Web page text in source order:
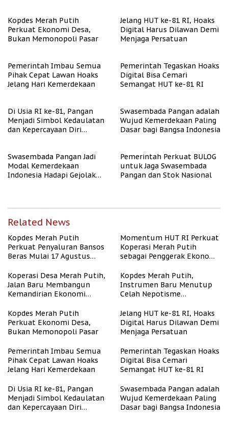
Kopdes Merah Putih
Perkuat Ekonomi Desa,
Bukan Memonopoli Pasar
Jelang HUT ke-81 RI, Hoaks
Digital Harus Dilawan Demi
Menjaga Persatuan
Pemerintah Imbau Semua
Pihak Cepat Lawan Hoaks
Jelang Hari Kemerdekaan
Pemerintah Tegaskan Hoaks
Digital Bisa Cemari
Semangat HUT ke-81 RI
Di Usia RI ke-81, Pangan
Menjadi Simbol Kedaulatan
dan Kepercayaan Diri
Swasembada Pangan adalah
Wujud Kemerdekaan Paling
Dasar bagi Bangsa Indonesia
Swasembada Pangan Jadi
Modal Kemerdekaan
Indonesia Hadapi Gejolak
Pemerintah Perkuat BULOG
untuk Jaga Swasembada
Pangan dan Stok Nasional
Related News
Kopdes Merah Putih
Perkuat Penyaluran Bansos
Beras Mulai 17 Agustus
Momentum HUT RI Perkuat
Koperasi Merah Putih
sebagai Penggerak Ekonomi
Koperasi Desa Merah Putih,
Jalan Baru Membangun
Kemandirian Ekonomi
Kopdes Merah Putih,
Instrumen Baru Menutup
Celah Nepotisme
Kopdes Merah Putih
Perkuat Ekonomi Desa,
Bukan Memonopoli Pasar
Jelang HUT ke-81 RI, Hoaks
Digital Harus Dilawan Demi
Menjaga Persatuan
Pemerintah Imbau Semua
Pihak Cepat Lawan Hoaks
Jelang Hari Kemerdekaan
Pemerintah Tegaskan Hoaks
Digital Bisa Cemari
Semangat HUT ke-81 RI
Di Usia RI ke-81, Pangan
Menjadi Simbol Kedaulatan
dan Kepercayaan Diri
Swasembada Pangan adalah
Wujud Kemerdekaan Paling
Dasar bagi Bangsa Indonesia